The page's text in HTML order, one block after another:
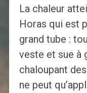
La chaleur
Horas qui est
grand tube :
veste et sue à
chaloupant
ne peut